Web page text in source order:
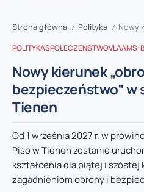
Strona główna / Polityka / Nowy
POLITYKASPOŁECZEŃSTWOVLAAMS-
Nowy kierunek
bezpieczeństwo” w
Tienen
Od 1 września 2027 r. w
Piso w Tienen zostanie
kształcenia dla piątej i szóstej
zagadnieniom obrony i